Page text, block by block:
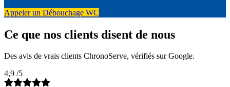
Appeler un Débouchage WC
Ce que nos clients disent de nous
Des avis de vrais clients ChronoServe, vérifiés sur Google.
4,9 /5